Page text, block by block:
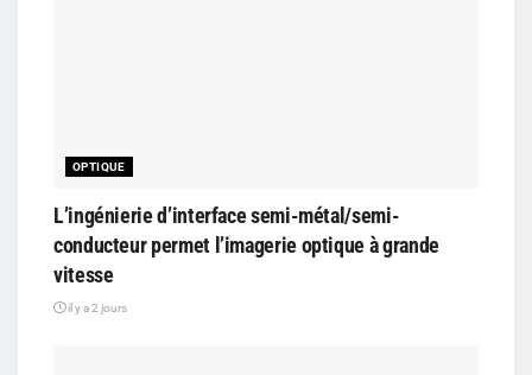
OPTIQUE
L’ingénierie d’interface semi-métal/semi-
conducteur permet l’imagerie optique à grande
vitesse
il y a 2 jours